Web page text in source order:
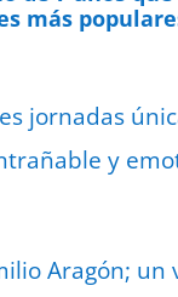
más
jornadas
y
Aragón; un